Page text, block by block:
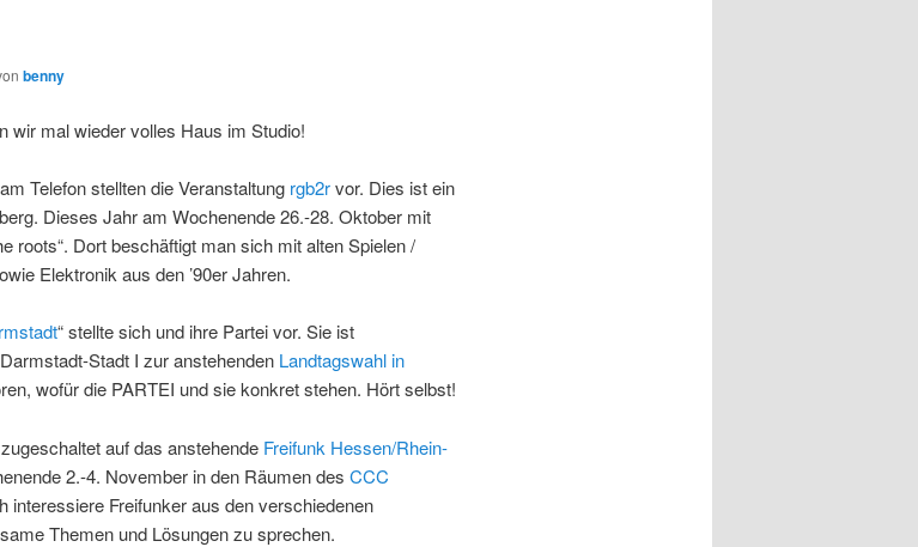
benny
wir mal wieder volles Haus im Studio!
Telefon stellten die Veranstaltung rgb2rvor. Dies ist ein
Dieses Jahr am Wochenende 26.-28. Oktober mit
roots“. Dort beschäftigt man sich mit alten Spielen /
Elektronik aus den ’90er Jahren.
“ stellte sich und ihre Partei vor. Sie ist
Stadt I zur anstehenden Landtagswahl in
wofür die PARTEI und sie konkret stehen. Hört selbst!
auf das anstehende Freifunk Hessen/Rhein-
2.-4. November in den Räumen des CCC
interessiere Freifunker aus den verschiedenen
Themen und Lösungen zu sprechen.